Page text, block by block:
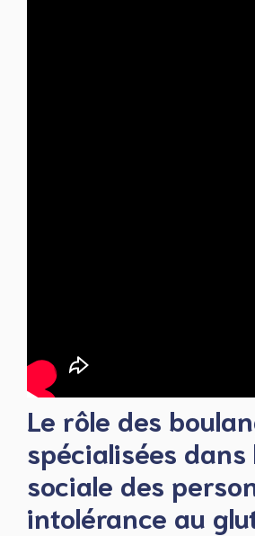
Le rôle des
spécialisées dans
sociale des
intolérance au